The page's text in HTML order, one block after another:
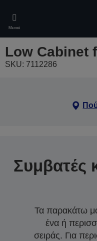
main
content
Μενού
Low Cabinet
SKU: 7112286
Συμβατές
Τα παρακάτω
ένα ή
σειράς. Για